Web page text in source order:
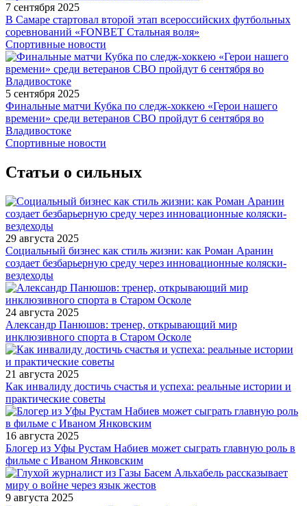
7 сентября 2025
В Самаре стартовал второй этап всероссийских футбольных
соревнований «FONBET Стальная воля»
Спортивные новости
5 сентября 2025
Финальные матчи Кубка по следж-хоккею «Герои нашего
времени» среди ветеранов СВО пройдут 6 сентября во
Владивостоке
Спортивные новости
Статьи о сильных
29 августа 2025
Социальный бизнес как стиль жизни: как Роман Аранин
создает безбарьерную среду через инновационные коляски-
вездеходы
24 августа 2025
Александр Панюшов: тренер, открывающий мир
инклюзивного спорта в Старом Осколе
21 августа 2025
Как инвалиду достичь счастья и успеха: реальные истории и
практические советы
16 августа 2025
Блогер из Уфы Рустам Набиев может сыграть главную роль в
фильме с Иваном Янковским
9 августа 2025